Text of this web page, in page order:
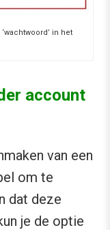
in het
account
van een
om te
dat deze
je de optie